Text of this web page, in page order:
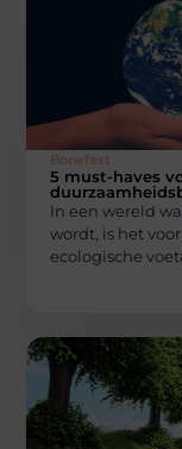
Bonefast
5 must-haves
In een wereld
wordt, is het
ecologische